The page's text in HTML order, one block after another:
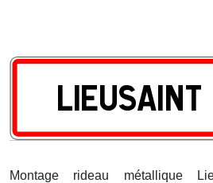
Montage rideau métallique